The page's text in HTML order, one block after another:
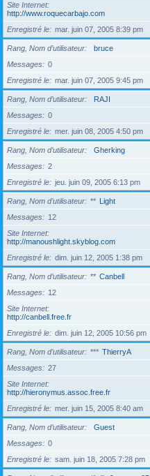
Site Internet
http://www.roquecarbajo.com
Enregistré le
mar. juin 07, 2005 8:39 pm
Rang, Nom d’utilisateur
bruce
Messages
0
Enregistré le
mar. juin 07, 2005 9:45 pm
Rang, Nom d’utilisateur
RAJI
Messages
0
Enregistré le
mer. juin 08, 2005 4:50 pm
Rang, Nom d’utilisateur
Gherking
Messages
2
Enregistré le
jeu. juin 09, 2005 6:13 pm
Rang, Nom d’utilisateur ** Light
Messages
12
Site Internet
http://manoushlight.skyblog.com
Enregistré le
dim. juin 12, 2005 1:38 pm
Rang, Nom d’utilisateur ** Canbell
Messages
12
Site Internet
http://canbell.free.fr
Enregistré le
dim. juin 12, 2005 10:56 pm
Rang, Nom d’utilisateur *** ThierryA
Messages
27
Site Internet
http://hieronymus.assoc.free.fr
Enregistré le
mer. juin 15, 2005 8:40 am
Rang, Nom d’utilisateur
Guest
Messages
0
Enregistré le
sam. juin 18, 2005 7:28 pm